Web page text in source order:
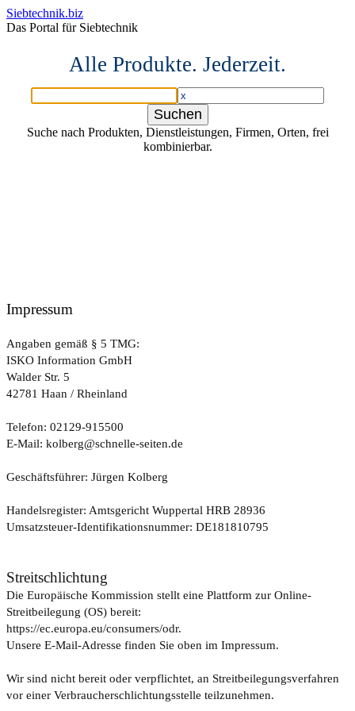
Siebtechnik.biz
Das Portal für Siebtechnik
Alle Produkte. Jederzeit.
Suche nach Produkten, Dienstleistungen, Firmen, Orten, frei
kombinierbar.
Impressum
Angaben gemäß § 5 TMG:
ISKO Information GmbH
Walder Str. 5
42781 Haan / Rheinland
Telefon: 02129-915500
E-Mail: kolberg@schnelle-seiten.de
Geschäftsführer: Jürgen Kolberg
Handelsregister: Amtsgericht Wuppertal HRB 28936
Umsatzsteuer-Identifikationsnummer: DE181810795
Streitschlichtung
Die Europäische Kommission stellt eine Plattform zur Online-
Streitbeilegung (OS) bereit:
https://ec.europa.eu/consumers/odr.
Unsere E-Mail-Adresse finden Sie oben im Impressum.
Wir sind nicht bereit oder verpflichtet, an Streitbeilegungsverfahren
vor einer Verbraucherschlichtungsstelle teilzunehmen.